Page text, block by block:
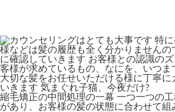
縮毛矯正の中間処理の一幕 一つ一つの
があり、お客様の髪の状態に合わせて組